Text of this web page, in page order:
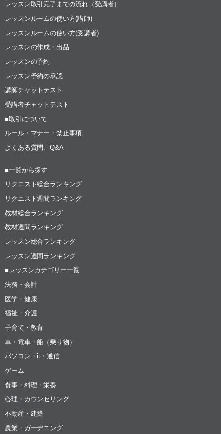
レッスン取引完了までの流れ（受講者）
レッスンルームの使い方(講師)
レッスンルームの使い方(受講者)
レッスンの作成・出品
レッスンの予約
レッスン予約の承認
講師チャットテスト
受講者チャットテスト
■取引について
ルール・マナー・禁止事項
よくある質問、Q&A
■一覧から探す
リクエスト総合ランキング
リクエスト週間ランキング
教材総合ランキング
教材週間ランキング
レッスン総合ランキング
レッスン週間ランキング
■レッスンカテゴリー一覧
法務・会計
医学・健康
福祉・介護
子育て・教育
車・電車・船（乗り物）
パソコン・it・通信
ゲーム
食事・料理・栄養
心理・カウンセリング
不動産・建築
農業・ガーデニング